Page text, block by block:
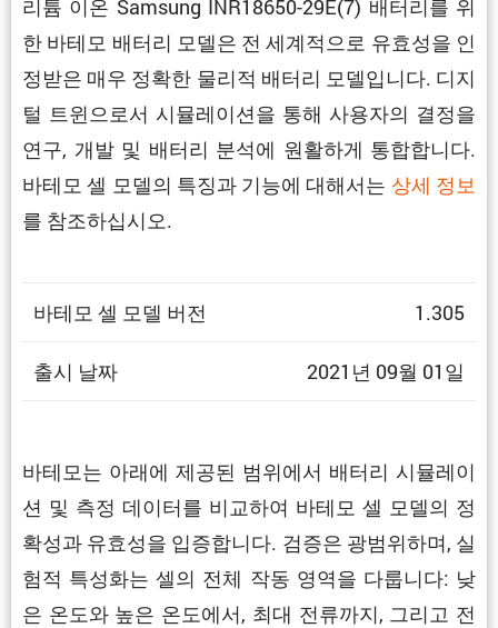
리튬 이온 Samsung INR18650-29E(7) 배터리를 위
한 바테모 배터리 모델은 전 세계적으로 유효성을 인
정받은 매우 정확한 물리적 배터리 모델입니다. 디지
털 트윈으로서 시뮬레이션을 통해 사용자의 결정을
연구, 개발 및 배터리 분석에 원활하게 통합합니다.
바테모 셀 모델의 특징과 기능에 대해서는 상세 정보
를 참조하십시오.
바테모 셀 모델 버전 1.305
출시 날짜 2021년 09월 01일
바테모는 아래에 제공된 범위에서 배터리 시뮬레이
션 및 측정 데이터를 비교하여 바테모 셀 모델의 정
확성과 유효성을 입증합니다. 검증은 광범위하며, 실
험적 특성화는 셀의 전체 작동 영역을 다룹니다: 낮
은 온도와 높은 온도에서, 최대 전류까지, 그리고 전